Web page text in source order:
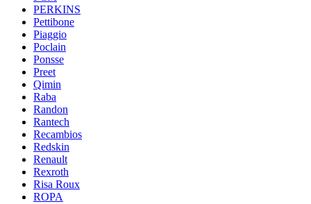
PERKINS
Pettibone
Piaggio
Poclain
Ponsse
Preet
Qimin
Raba
Randon
Rantech
Recambios
Redskin
Renault
Rexroth
Risa Roux
ROPA